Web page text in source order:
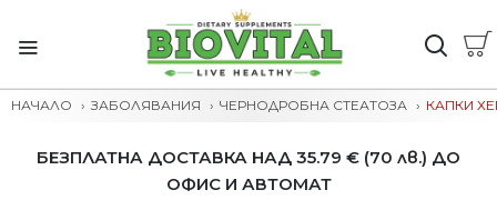
НАЧАЛО ЗАБОЛЯВАНИЯ ЧЕРНОДРОБНА СТЕАТОЗА КАПКИ
БЕЗПЛАТНА ДОСТАВКА НАД 35.79 € (70 лв.) ДО
ОФИС И АВТОМАТ